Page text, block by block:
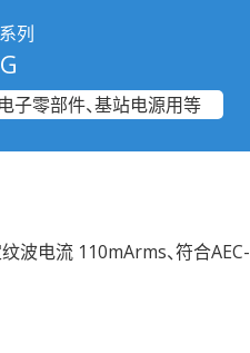
列
子零部件、基站电源用等
波电流 110mArms、符合AEC-